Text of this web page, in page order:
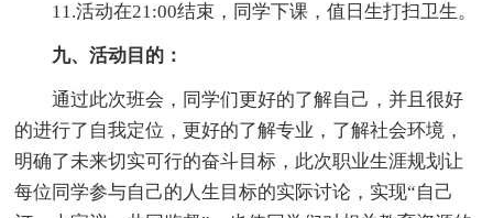
11.活动在21:00结束，同学下课，值日生打扫卫生。
九、活动目的：
通过此次班会，同学们更好的了解自己，并且很好
的进行了自我定位，更好的了解专业，了解社会环境，
明确了未来切实可行的奋斗目标，此次职业生涯规划让
每位同学参与自己的人生目标的实际讨论，实现“自己